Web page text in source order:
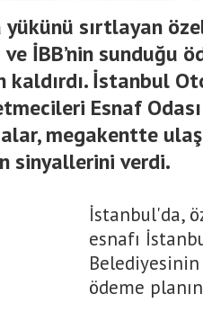
sırtlayan
İBB’nin sunduğu
kaldırdı. İstanbul
Esnaf Odası
megakentte
sinyallerini verdi.
İstanbul'da,
esnafı
Belediyesinin
ödeme